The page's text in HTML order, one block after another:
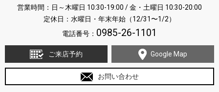
営業時間：日～木曜日 10:30-19:00 / 金・土曜日 10:30-20:00
定休日：水曜日・年末年始（12/31〜1/2）
電話番号： 0985-26-1101
ご来店予約 Google Map
お問い合わせ